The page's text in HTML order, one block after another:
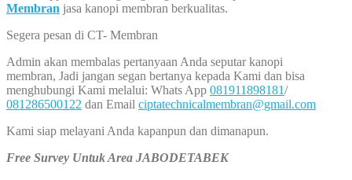
Membran jasa kanopi membran berkualitas.
Segera pesan di CT- Membran
Admin akan membalas pertanyaan Anda seputar kanopi
membran, Jadi jangan segan bertanya kepada Kami dan bisa
menghubungi Kami melalui: Whats App 081911898181/
081286500122 dan Email ciptatechnicalmembran@gmail.com
Kami siap melayani Anda kapanpun dan dimanapun.
Free Survey Untuk Area JABODETABEK